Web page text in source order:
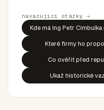
navazující otázky →
Kde má Ing Petr
Které firmy ho
Co ověřit před
Ukaž historické